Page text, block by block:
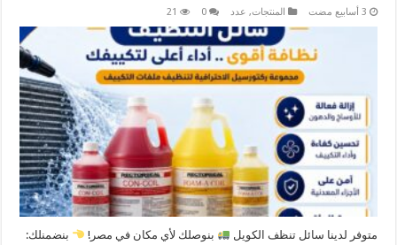
المنتجات, عدد 0
21
متوفر لدينا سائل تنظف الكويل بنوصلك لأي مكان في مصر! ​
بنضمنلك: